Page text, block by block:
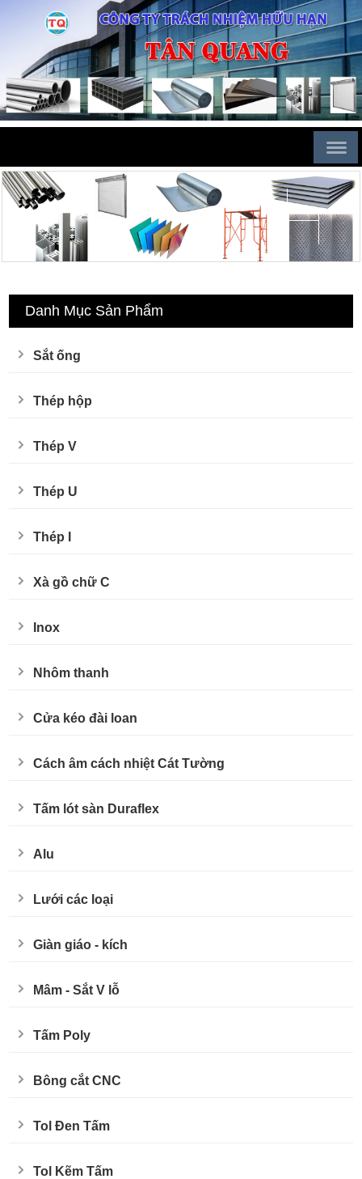
Danh Mục Sản Phẩm
Sắt ống
Thép hộp
Thép V
Thép U
Thép I
Xà gồ chữ C
Inox
Nhôm thanh
Cửa kéo đài loan
Cách âm cách nhiệt Cát Tường
Tấm lót sàn Duraflex
Alu
Lưới các loại
Giàn giáo - kích
Mâm - Sắt V lỗ
Tấm Poly
Bông cắt CNC
Tol Đen Tấm
Tol Kẽm Tấm